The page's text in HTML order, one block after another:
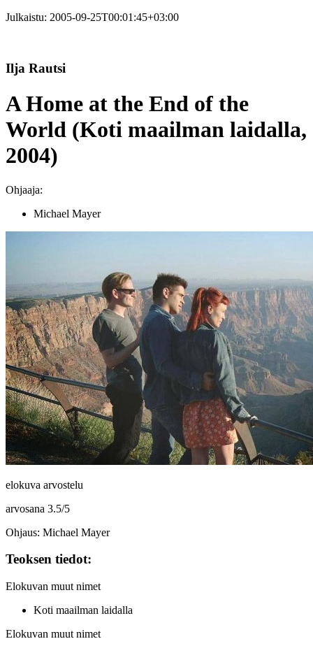
Julkaistu: 2005-09-25T00:01:45+03:00
Ilja Rautsi
A Home at the End of the
World (Koti maailman laidalla,
2004)
Ohjaaja:
Michael Mayer
elokuva arvostelu
arvosana 3.5/5
Ohjaus: Michael Mayer
Teoksen tiedot:
Elokuvan muut nimet
Koti maailman laidalla
Elokuvan muut nimet